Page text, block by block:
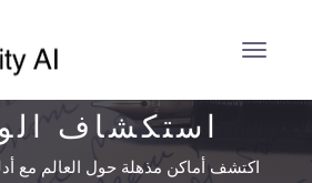
استكشاف
اكتشف أماكن مذهلة حول العالم مع